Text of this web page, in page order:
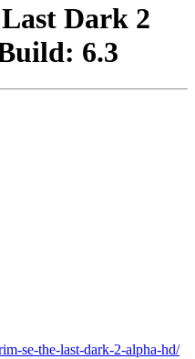
Dark 2
6.3
se-the-last-dark-2-alpha-hd/